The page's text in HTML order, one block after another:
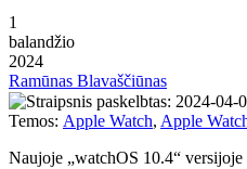
1
balandžio
2024
Ramūnas Blavaščiūnas
Temos: Apple Watch, Apple
Naujoje „watchOS 10.4“